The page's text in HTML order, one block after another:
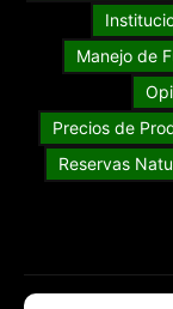
Manejo de
Precios de
Reservas